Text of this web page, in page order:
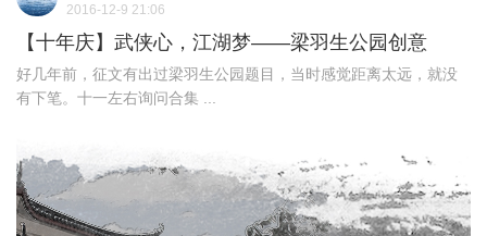
2016-12-9 21:06
【十年庆】武侠心，江湖梦——梁羽生公园创意
好几年前，征文有出过梁羽生公园题目，当时感觉距离太远，就没
有下笔。十一左右询问合集 ...